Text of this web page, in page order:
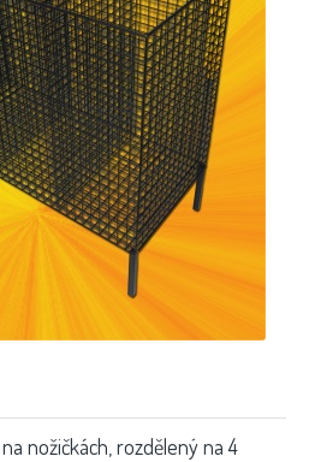
nožičkách, rozdělený na 4